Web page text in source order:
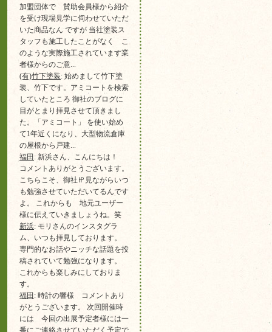
加盟団体で 賛助会員様から紹介
を受け現場見学に伺わせていただ
いた商品なん ですが 当社塗装ス
タッフも施工したことがなく こ
のような実際施工されています業
者様からのご意...
(有)竹下塗装: 始めまして竹下塗
装、竹下です。アミコートを検索
していたところ 御社のブログに
目がとまり拝見させて頂きまし
た。「アミコート」 を使い始め
て1年近くになり、大型物流倉庫
の屋根から戸建...
福田 : 新浜さん、こんにちは！
コメントありがとうございます。
こちらこそ、御社㏋見ながらいつ
も勉強させていただいてるんです
よ。 これからも 地元ユーザー
様に伝えていきましょうね。笑
新浜: モリさんのインスタグラ
ム、いつも拝見しております。
専門的なお話やニッチな話題を投
稿されていて勉強になります。
これからも楽しみにしておりま
す。
福田 : 時計の響様 コメントあり
がとうございます。 次回開催時
には 今回の出展予定者様には一
番にご連絡させていただく予定で